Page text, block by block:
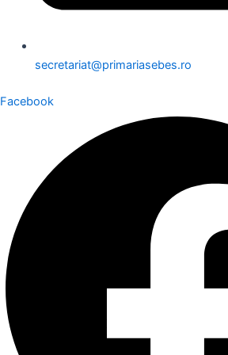
secretariat@primariasebes.ro
Facebook